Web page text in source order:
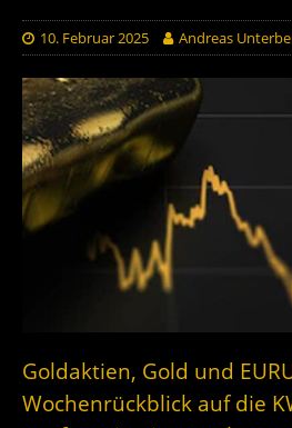
10. Februar 2025 Andreas
Goldaktien, Gold und
Wochenrückblick auf die